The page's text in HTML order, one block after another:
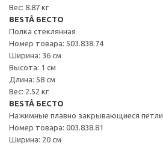
Вес: 8.87 кг
BESTÅ БЕСТО
Полка стеклянная
Номер товара: 503.838.74
Ширина: 36 см
Высота: 1 см
Длина: 58 см
Вес: 2.52 кг
BESTÅ БЕСТО
Нажимные плавно закрывающиеся петли
Номер товара: 003.838.81
Ширина: 20 см